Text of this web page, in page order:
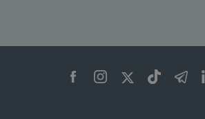
per il dominio corrente.